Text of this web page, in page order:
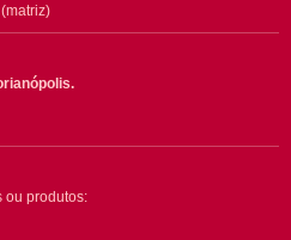
(matriz)
ou produtos: